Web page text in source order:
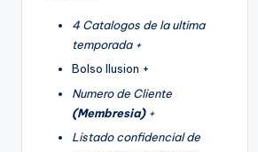
4 Catalogos de la ultima
temporada +
Bolso Ilusion +
Numero de Cliente
(Membresia)+
Listado confidencial de